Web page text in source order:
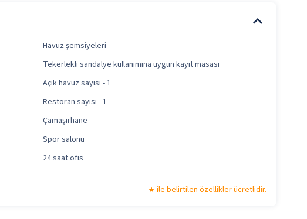
Havuz şemsiyeleri
Tekerlekli sandalye kullanımına uygun kayıt masası
Açık havuz sayısı - 1
Restoran sayısı - 1
Çamaşırhane
Spor salonu
24 saat ofis
ile belirtilen özellikler ücretlidir.